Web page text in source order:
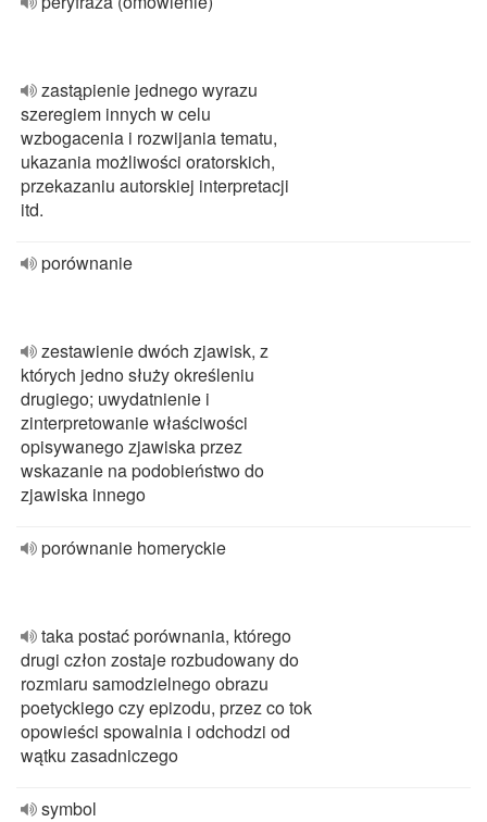
zastąpienie jednego wyrazu
szeregiem innych w celu
wzbogacenia i rozwijania tematu,
ukazania możliwości oratorskich,
przekazaniu autorskiej interpretacji
itd.
porównanie
zestawienie dwóch zjawisk, z
których jedno służy określeniu
drugiego; uwydatnienie i
zinterpretowanie właściwości
opisywanego zjawiska przez
wskazanie na podobieństwo do
zjawiska innego
porównanie homeryckie
taka postać porównania, którego
drugi człon zostaje rozbudowany do
rozmiaru samodzielnego obrazu
poetyckiego czy epizodu, przez co tok
opowieści spowalnia i odchodzi od
wątku zasadniczego
symbol